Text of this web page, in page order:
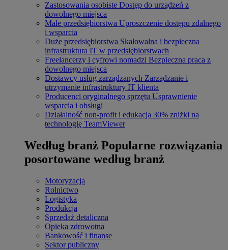
Zastosowania osobiste Dostęp do urządzeń z
dowolnego miejsca
Małe przedsiębiorstwa Uproszczenie dostępu zdalnego
i wsparcia
Duże przedsiębiorstwa Skalowalna i bezpieczna
infrastruktura IT w przedsiębiorstwach
Freelancerzy i cyfrowi nomadzi Bezpieczna praca z
dowolnego miejsca
Dostawcy usług zarządzanych Zarządzanie i
utrzymanie infrastruktury IT klienta
Producenci oryginalnego sprzętu Usprawnienie
wsparcia i obsługi
Działalność non-profit i edukacja 30% zniżki na
technologię TeamViewer
Według branż Popularne rozwiązania
posortowane według branż
Motoryzacja
Rolnictwo
Logistyka
Produkcja
Sprzedaż detaliczna
Opieka zdrowotna
Bankowość i finanse
Sektor publiczny